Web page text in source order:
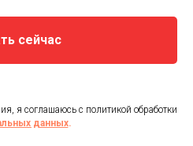
сейчас
я соглашаюсь с политикой обработки
данных.